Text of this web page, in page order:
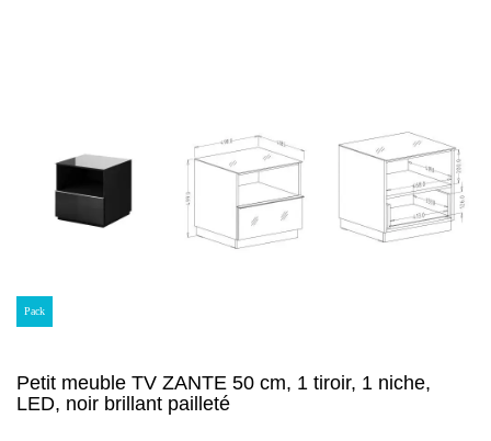
Pack
Petit meuble TV ZANTE 50 cm, 1 tiroir, 1 niche,
LED, noir brillant pailleté